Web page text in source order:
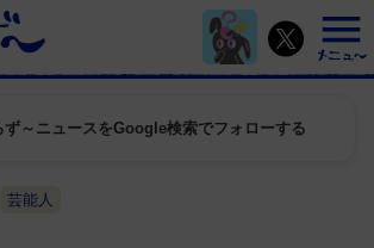
ず～ニュースをGoogle検索でフォローする
芸能人